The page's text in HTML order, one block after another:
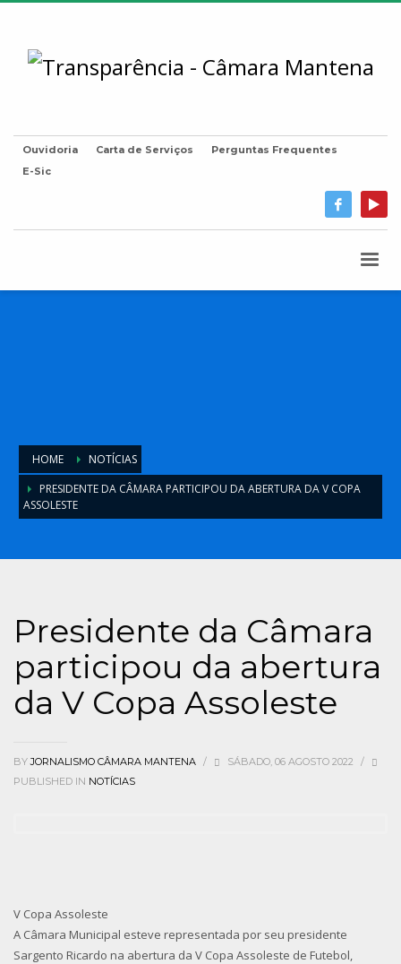
Ouvidoria Carta de Serviços
Perguntas Frequentes
E-Sic
HOME
NOTÍCIAS
PRESIDENTE DA CÂMARA PARTICIPOU DA ABERTURA DA V COPA
ASSOLESTE
Presidente da Câmara
participou da abertura
da V Copa Assoleste
BYJORNALISMO CÂMARA MANTENA / SÁBADO, 06 AGOSTO 2022
/
PUBLISHED IN NOTÍCIAS
V Copa Assoleste
A Câmara Municipal esteve representada por seu presidente
Sargento Ricardo na abertura da V Copa Assoleste de Futebol,